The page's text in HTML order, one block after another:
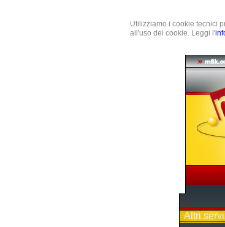
Utilizziamo i cookie tecnici
all'uso dei cookie. Leggi l'
Altri